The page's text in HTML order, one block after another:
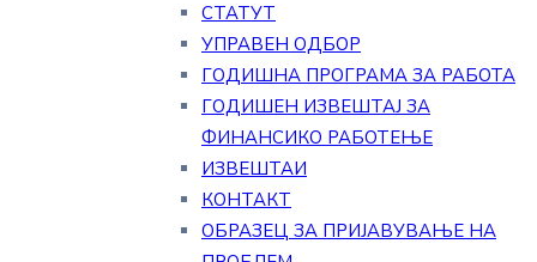
СТАТУТ
УПРАВЕН ОДБОР
ГОДИШНА ПРОГРАМА ЗА РАБОТА
ГОДИШЕН ИЗВЕШТАЈ ЗА
ФИНАНСИКО РАБОТЕЊЕ
ИЗВЕШТАИ
КОНТАКТ
ОБРАЗЕЦ ЗА ПРИЈАВУВАЊЕ НА